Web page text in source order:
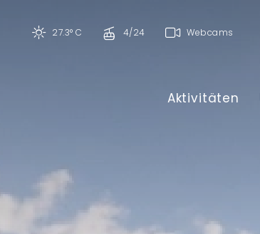
27.3° C 4/24 Webcams
Aktivitäten